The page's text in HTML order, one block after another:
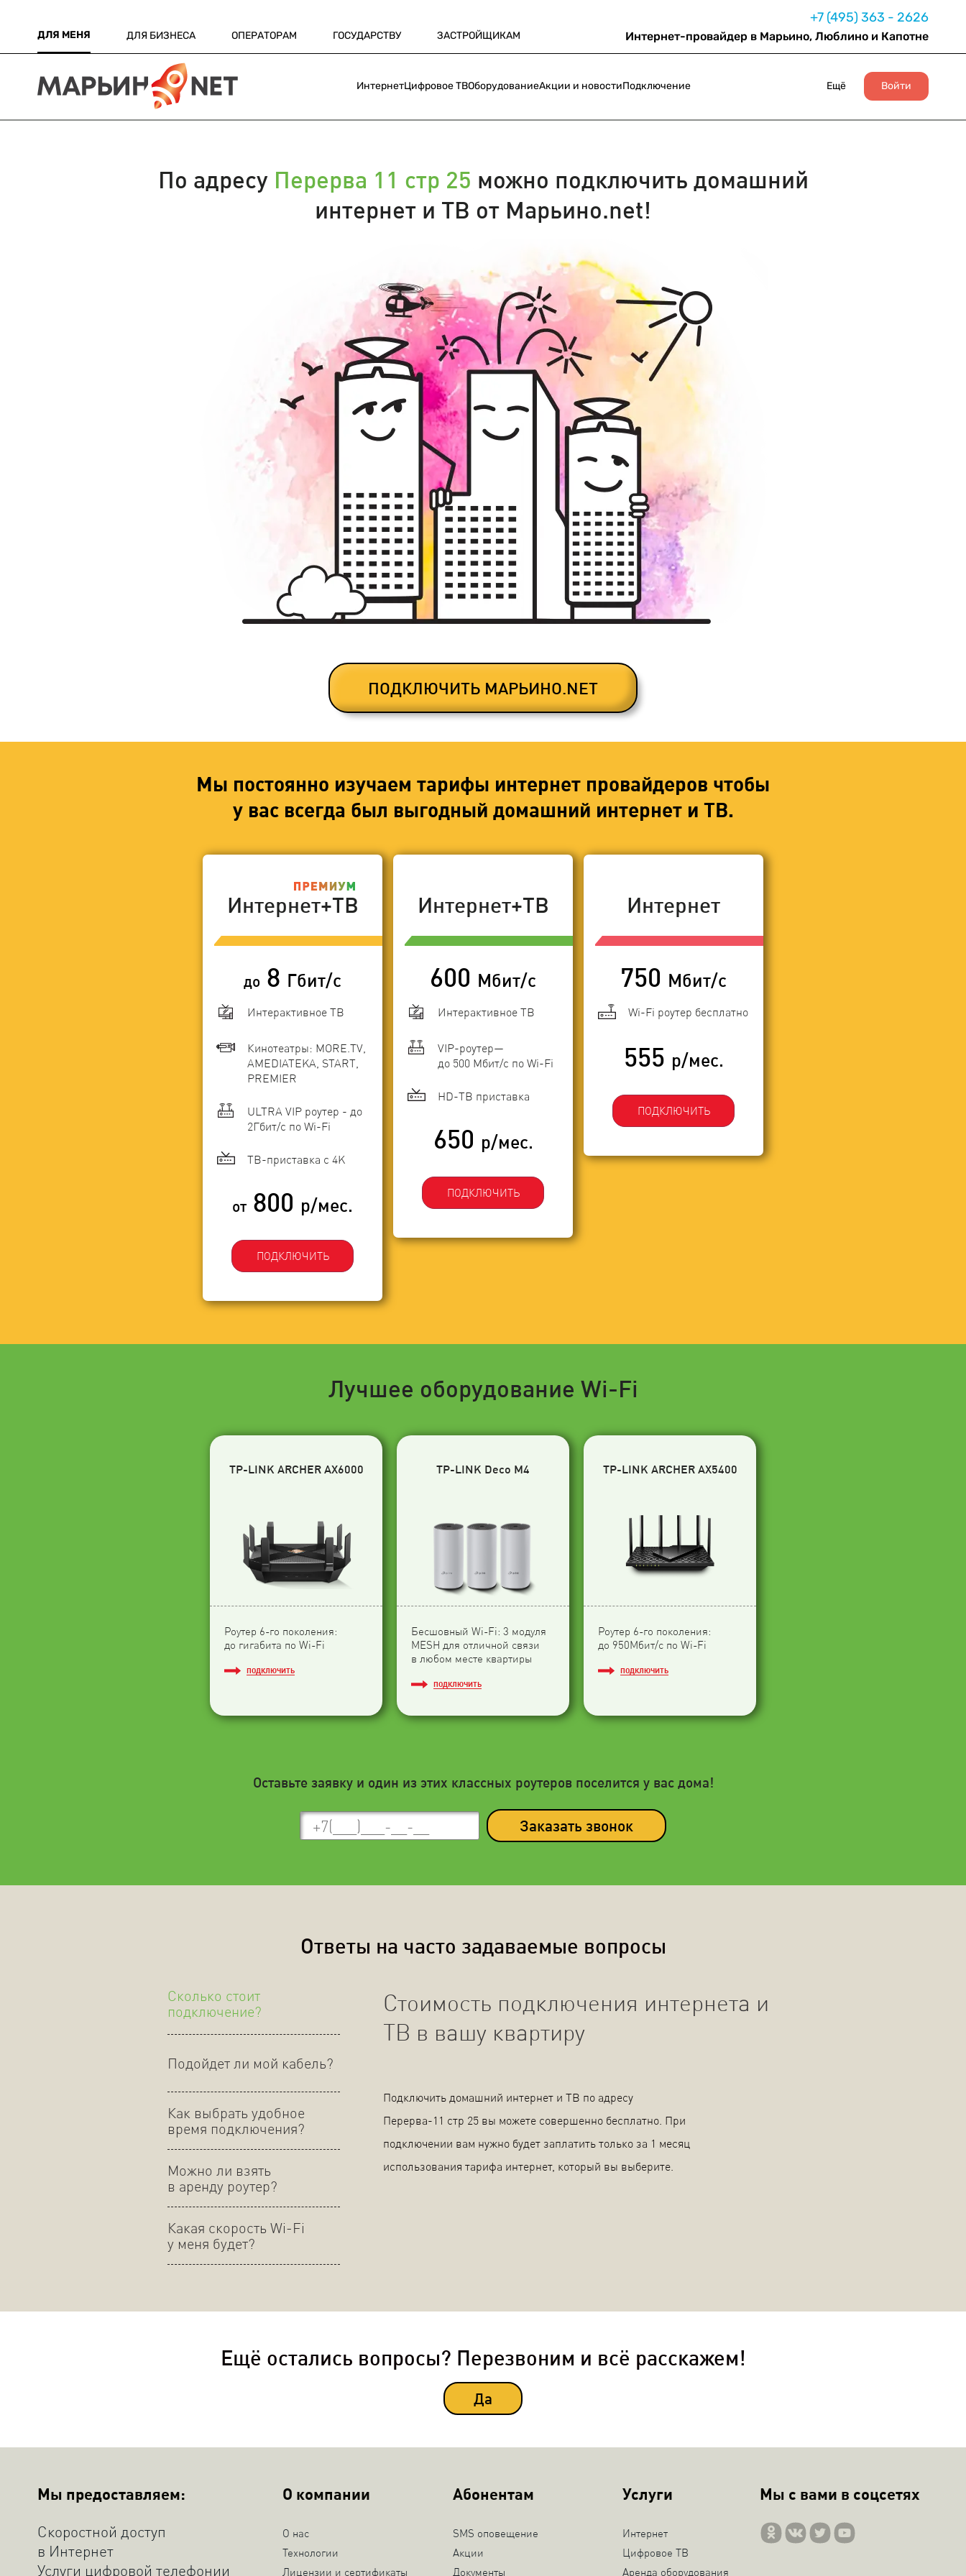
ДЛЯ МЕНЯ ДЛЯ БИЗНЕСА ОПЕРАТОРАМ ГОСУДАРСТВУ ЗАСТРОЙЩИКАМ
+7 (495) 363 - 2626
Интернет-провайдер в Марьино, Люблино и Капотне
ИнтернетЦифровое ТВОборудованиеАкции и новостиПодключение Ещё Войти
По адресу Перерва 11 стр 25 можно подключить домашний
интернет и ТВ от Марьино.net!
ПОДКЛЮЧИТЬ МАРЬИНО.NET
Мы постоянно изучаем тарифы интернет провайдеров чтобы
у вас всегда был выгодный домашний интернет и ТВ.
Интернет+ТВ
до 8 Гбит/с
Интерактивное ТВ
Кинотеатры: MORE.TV,
AMEDIATEKA, START,
PREMIER
ULTRA VIP роутер - до
2Гбит/c по Wi-Fi
ТВ-приставка с 4K
от 800 р/мес.
ПОДКЛЮЧИТЬ
Интернет+ТВ
600 Мбит/с
Интерактивное ТВ
VIP-роутер—
до 500 Мбит/с по Wi-Fi
HD-ТВ приставка
650 р/мес.
ПОДКЛЮЧИТЬ
Интернет
750 Мбит/с
Wi-Fi роутер бесплатно
555 р/мес.
ПОДКЛЮЧИТЬ
Лучшее оборудование Wi-Fi
TP-LINK ARCHER AX6000
Роутер 6-го поколения:
до гигабита по Wi-Fi
ПОДКЛЮЧИТЬ
TP-LINK Deco M4
Бесшовный Wi-Fi: 3 модуля
МESH для отличной связи
в любом месте квартиры
ПОДКЛЮЧИТЬ
TP-LINK ARCHER AX5400
Роутер 6-го поколения:
до 950Мбит/с по Wi-Fi
ПОДКЛЮЧИТЬ
Оставьте заявку и один из этих классных роутеров поселится у вас дома!
Заказать звонок
Ответы на часто задаваемые вопросы
Сколько стоит
подключение?
Подойдет ли мой кабель?
Как выбрать удобное
время подключения?
Можно ли взять
в аренду роутер?
Какая скорость Wi-Fi
у меня будет?
Стоимость подключения интернета и
ТВ в вашу квартиру
Подключить домашний интернет и ТВ по адресу
Перерва-11 стр 25 вы можете совершенно бесплатно. При
подключении вам нужно будет заплатить только за 1 месяц
использования тарифа интернет, который вы выберите.
Ещё остались вопросы? Перезвоним и всё расскажем!
Да
Мы предоставляем:
Скоростной доступ
в Интернет
Услуги цифровой телефонии
О компании
О нас
Технологии
Лицензии и сертификаты
Абонентам
SMS оповещение
Акции
Документы
Услуги
Интернет
Цифровое ТВ
Аренда оборудования
Мы с вами в соцсетях